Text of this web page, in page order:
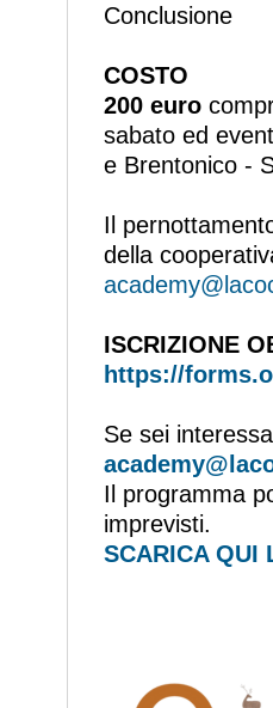
Conclusione
COSTO
200 euro
sabato ed
e Brentonico -
Il
della
ISCRIZIONE
https://
Se sei
Il programma
imprevisti.
SCARICA QUI